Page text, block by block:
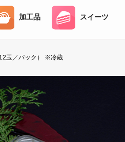
加工品 スイーツ
玉／パック） ※冷蔵